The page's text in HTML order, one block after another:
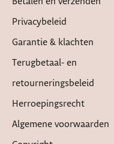
Privacybeleid
Garantie & klachten
Terugbetaal- en
retourneringsbeleid
Herroepingsrecht
Algemene voorwaarden